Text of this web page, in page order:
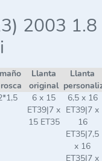
2003 1.8
Llanta
original
Llanta
6 x 15
ET39|7 x
15 ET35
6,5 x 16
ET39|7 x
16
ET35|7,5
x 16
ET35|7 x